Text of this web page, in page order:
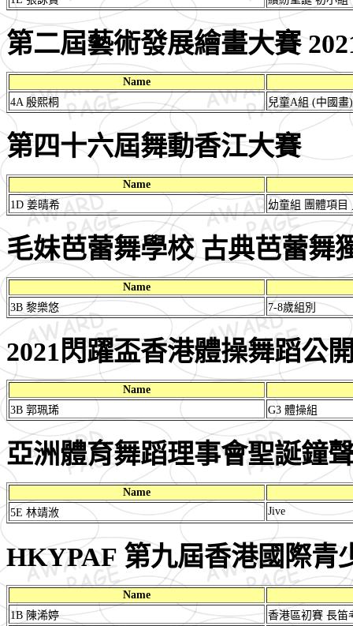
第二屆藝術發展繪畫大賽
Name
4A 殷熙桐
兒童A組 (中國畫)
第四十六屆舞動香江大賽
Name
1D 姜晴希
幼童組 團體項目
毛妹芭蕾舞學校 古典芭蕾舞
Name
3B 黎樂悠
7-8歲組別
2021閃躍盃香港體操舞蹈公
Name
3B 郭珮琋
G3 體操組
亞洲體育舞蹈理事會聖誕鐘
Name
5E 林靖浟
Jive
HKYPAF 第九屆香港國際青
Name
1B 陳浠婷
香港區初賽 長笛